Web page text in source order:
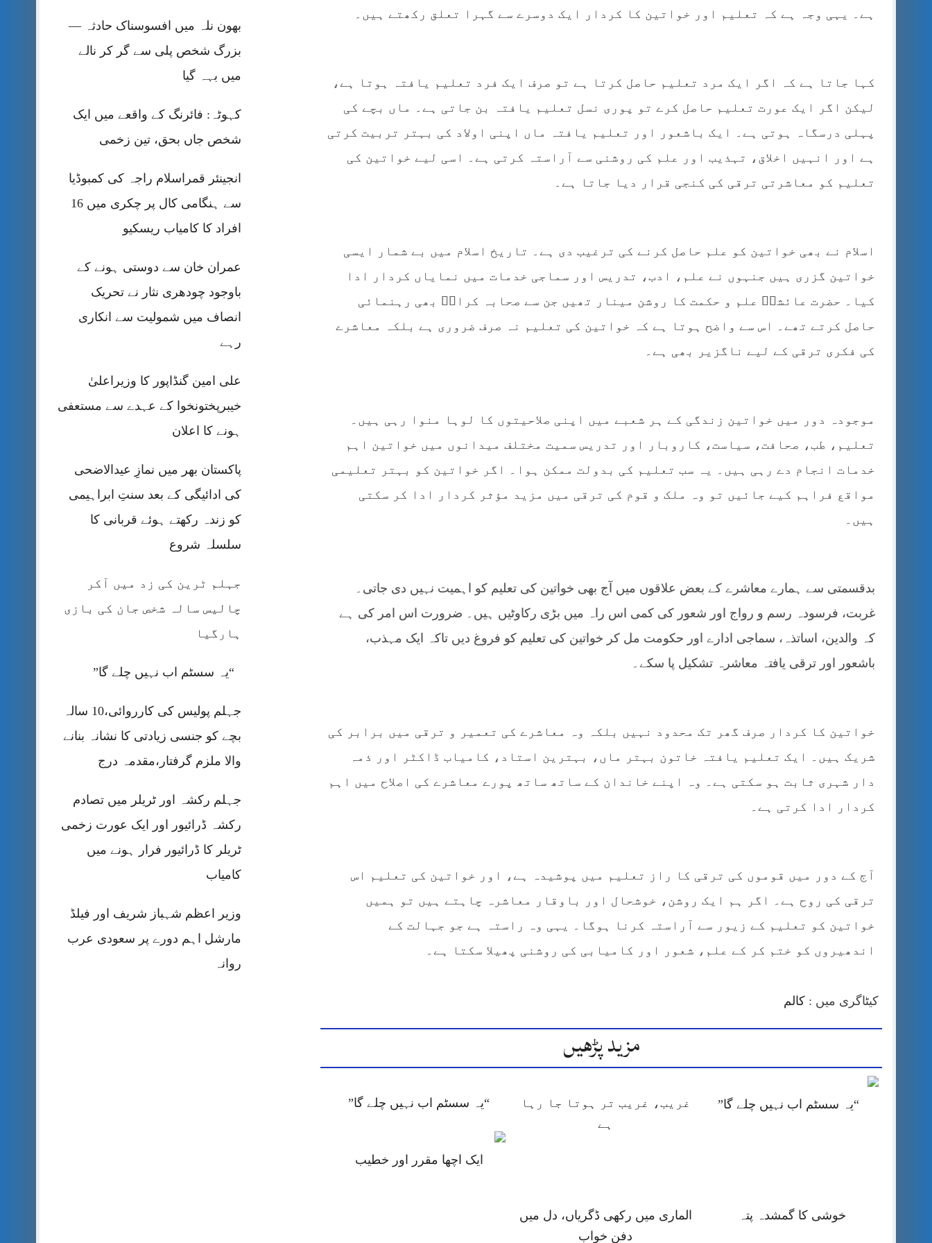
بھون نلہ میں افسوسناک حادثہ —
بزرگ شخص پلی سے گر کر نالے
میں بہہ گیا
کہوٹہ: فائرنگ کے واقعے میں ایک
شخص جاں بحق، تین زخمی
انجینئر قمراسلام راجہ کی کمبوڈیا
سے ہنگامی کال پر چکری میں 16
افراد کا کامیاب ریسکیو
عمران خان سے دوستی ہونے کے
باوجود چودھری نثار نے تحریک
انصاف میں شمولیت سے انکاری
رہے
علی امین گنڈاپور کا وزیراعلیٰ
خیبرپختونخوا کے عہدے سے مستعفی
ہونے کا اعلان
پاکستان بھر میں نمازِ عیدالاضحی
کی ادائیگی کے بعد سنتِ ابراہیمی
کو زندہ رکھتے ہوئے قربانی کا
سلسلہ شروع
جہلم ٹرین کی زد میں آکر
چالیس سالہ شخص جان کی بازی
ہارگیا
“یہ سسٹم اب نہیں چلے گا”
جہلم پولیس کی کارروائی،10 سالہ
بچے کو جنسی زیادتی کا نشانہ بنانے
والا ملزم گرفتار،مقدمہ درج
جہلم رکشہ اور ٹریلر میں تصادم
رکشہ ڈرائیور اور ایک عورت زخمی
ٹریلر کا ڈرائیور فرار ہونے میں
کامیاب
وزیر اعظم شہباز شریف اور فیلڈ
مارشل اہم دورے پر سعودی عرب
روانہ
ہے۔ یہی وجہ ہے کہ تعلیم اور خواتین کا کردار ایک دوسرے سے گہرا تعلق رکھتے ہیں۔
کہا جاتا ہے کہ اگر ایک مرد تعلیم حاصل کرتا ہے تو صرف ایک فرد تعلیم یافتہ ہوتا ہے،
لیکن اگر ایک عورت تعلیم حاصل کرے تو پوری نسل تعلیم یافتہ بن جاتی ہے۔ ماں بچے کی
پہلی درسگاہ ہوتی ہے۔ ایک باشعور اور تعلیم یافتہ ماں اپنی اولاد کی بہتر تربیت کرتی
ہے اور انہیں اخلاق، تہذیب اور علم کی روشنی سے آراستہ کرتی ہے۔ اسی لیے خواتین کی
تعلیم کو معاشرتی ترقی کی کنجی قرار دیا جاتا ہے۔
اسلام نے بھی خواتین کو علم حاصل کرنے کی ترغیب دی ہے۔ تاریخ اسلام میں بے شمار ایسی
خواتین گزری ہیں جنہوں نے علم، ادب، تدریس اور سماجی خدمات میں نمایاں کردار ادا
کیا۔ حضرت عائشہؓ علم و حکمت کا روشن مینار تھیں جن سے صحابہ کرامؓ بھی رہنمائی
حاصل کرتے تھے۔ اس سے واضح ہوتا ہے کہ خواتین کی تعلیم نہ صرف ضروری ہے بلکہ معاشرے
کی فکری ترقی کے لیے ناگزیر بھی ہے۔
موجودہ دور میں خواتین زندگی کے ہر شعبے میں اپنی صلاحیتوں کا لوہا منوا رہی ہیں۔
تعلیم، طب، صحافت، سیاست، کاروبار اور تدریس سمیت مختلف میدانوں میں خواتین اہم
خدمات انجام دے رہی ہیں۔ یہ سب تعلیم کی بدولت ممکن ہوا۔ اگر خواتین کو بہتر تعلیمی
مواقع فراہم کیے جائیں تو وہ ملک و قوم کی ترقی میں مزید مؤثر کردار ادا کر سکتی
ہیں۔
بدقسمتی سے ہمارے معاشرے کے بعض علاقوں میں آج بھی خواتین کی تعلیم کو اہمیت نہیں دی جاتی۔
غربت، فرسودہ رسم و رواج اور شعور کی کمی اس راہ میں بڑی رکاوٹیں ہیں۔ ضرورت اس امر کی ہے
کہ والدین، اساتذہ، سماجی ادارے اور حکومت مل کر خواتین کی تعلیم کو فروغ دیں تاکہ ایک مہذب،
باشعور اور ترقی یافتہ معاشرہ تشکیل پا سکے۔
خواتین کا کردار صرف گھر تک محدود نہیں بلکہ وہ معاشرے کی تعمیر و ترقی میں برابر کی
شریک ہیں۔ ایک تعلیم یافتہ خاتون بہتر ماں، بہترین استاد، کامیاب ڈاکٹر اور ذمہ
دار شہری ثابت ہو سکتی ہے۔ وہ اپنے خاندان کے ساتھ ساتھ پورے معاشرے کی اصلاح میں اہم
کردار ادا کرتی ہے۔
آج کے دور میں قوموں کی ترقی کا راز تعلیم میں پوشیدہ ہے، اور خواتین کی تعلیم اس
ترقی کی روح ہے۔ اگر ہم ایک روشن، خوشحال اور باوقار معاشرہ چاہتے ہیں تو ہمیں
خواتین کو تعلیم کے زیور سے آراستہ کرنا ہوگا۔ یہی وہ راستہ ہے جو جہالت کے
اندھیروں کو ختم کر کے علم، شعور اور کامیابی کی روشنی پھیلا سکتا ہے۔
کیٹاگری میں : کالم
مزید پڑھیں
“یہ سسٹم اب نہیں چلے گا”
غریب، غریب تر ہوتا جا رہا
ہے
“یہ سسٹم اب نہیں چلے گا”
ایک اچھا مقرر اور خطیب
خوشی کا گمشدہ پتہ
الماری میں رکھی ڈگریاں، دل میں
دفن خواب